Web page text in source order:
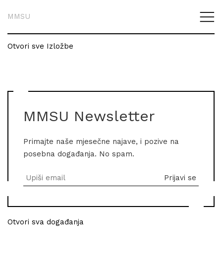
MMSU
Otvori sve Izložbe
MMSU Newsletter
Primajte naše mjesečne najave, i pozive na
posebna događanja. No spam.
Otvori sva događanja